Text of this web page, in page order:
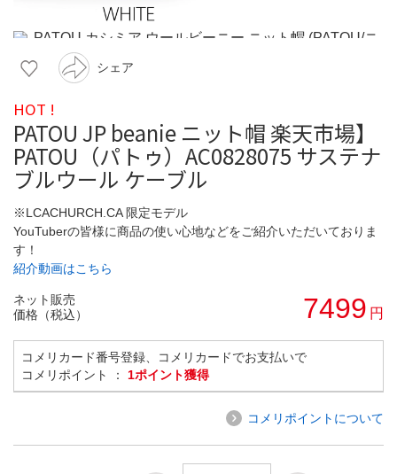
シェア
HOT !
PATOU JP beanie ニット帽 楽天市場】
PATOU（パトゥ）AC0828075 サステナ
ブルウール ケーブル
※LCACHURCH.CA 限定モデル
YouTuberの皆様に商品の使い心地などをご紹介いただいておりま
す！
紹介動画はこちら
ネット販売
価格（税込）
7499 円
コメリカード番号登録、コメリカードでお支払いで
コメリポイント ： 1ポイント獲得
コメリポイントについて